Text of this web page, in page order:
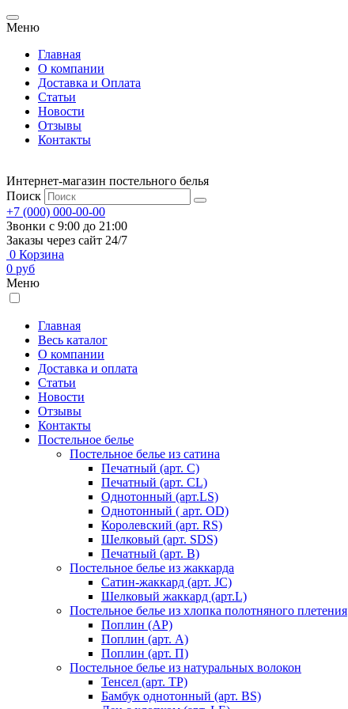
Меню
Главная
О компании
Доставка и Оплата
Статьи
Новости
Отзывы
Контакты
Интернет-магазин постельного белья
Поиск
+7 (000) 000-00-00
Звонки с 9:00 до 21:00
Заказы через сайт 24/7
0 Корзина
0 руб
Меню
Главная
Весь каталог
О компании
Доставка и оплата
Статьи
Новости
Отзывы
Контакты
Постельное белье
Постельное белье из сатина
Печатный (арт. С)
Печатный (арт. СL)
Однотонный (арт.LS)
Однотонный ( арт. OD)
Королевский (арт. RS)
Шелковый (арт. SDS)
Печатный (арт. В)
Постельное белье из жаккарда
Сатин-жаккард (арт. JC)
Шелковый жаккард (арт.L)
Постельное белье из хлопка полотняного плетения
Поплин (AP)
Поплин (арт. А)
Поплин (арт. П)
Постельное белье из натуральных волокон
Тенсел (арт. ТР)
Бамбук однотонный (арт. BS)